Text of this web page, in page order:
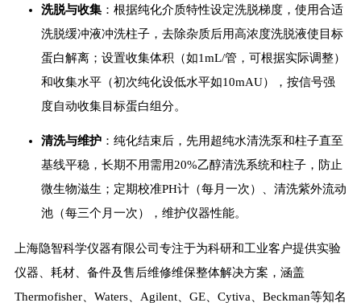
洗脱与收集：根据纯化介质特性设定洗脱梯度，使用合适
洗脱缓冲液冲洗柱子，去除杂质后用高浓度洗脱液使目标
蛋白解离；设置收集体积（如1mL/管，可根据实际调整）
和收集水平（初次纯化设低水平如10mAU），按信号强
度自动收集目标蛋白组分。
清洗与维护：纯化结束后，先用超纯水清洗泵和柱子直至
基线平稳，长期不用需用20%乙醇清洗系统和柱子，防止
微生物滋生；定期校准PH计（每月一次）、清洗紫外流动
池（每三个月一次），维护仪器性能。
上海隐智科学仪器有限公司专注于为科研和工业客户提供实验
仪器、耗材、备件及售后维修维保整体解决方案，涵盖
Thermofisher、Waters、Agilent、GE、Cytiva、Beckman等知名